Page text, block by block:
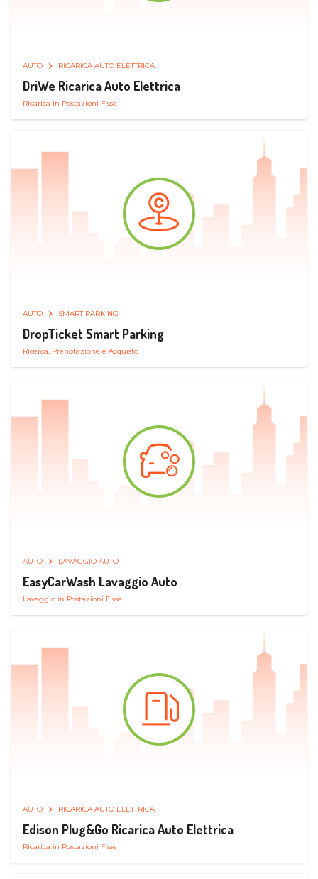
AUTO RICARICA AUTO ELETTRICA
DriWe Ricarica Auto Elettrica
Ricarica in Postazioni Fisse
AUTO SMART PARKING
DropTicket Smart Parking
Ricerca, Prenotazione e Acquisto
AUTO LAVAGGIO AUTO
EasyCarWash Lavaggio Auto
Lavaggio in Postazioni Fisse
AUTO RICARICA AUTO ELETTRICA
Edison Plug&Go Ricarica Auto Elettrica
Ricarica in Postazioni Fisse